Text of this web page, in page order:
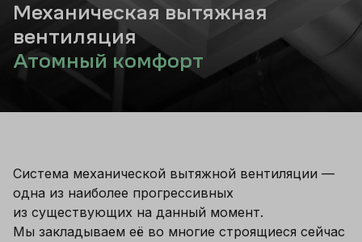
Механическая вытяжная
вентиляция
Атомный комфорт
Система механической вытяжной вентиляции —
одна из наиболее прогрессивных
из существующих на данный момент.
Мы закладываем её во многие строящиеся сейчас